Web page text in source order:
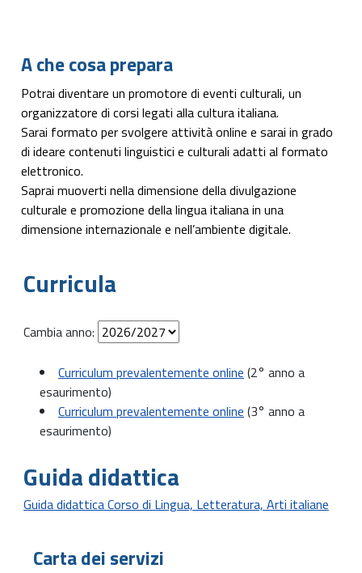
A che cosa prepara
Potrai diventare un promotore di eventi culturali, un
organizzatore di corsi legati alla cultura italiana.
Sarai formato per svolgere attività online e sarai in grado
di ideare contenuti linguistici e culturali adatti al formato
elettronico.
Saprai muoverti nella dimensione della divulgazione
culturale e promozione della lingua italiana in una
dimensione internazionale e nell’ambiente digitale.
Curricula
Cambia anno:
Curriculum prevalentemente online (2° anno a
esaurimento)
Curriculum prevalentemente online (3° anno a
esaurimento)
Guida didattica
Guida didattica Corso di Lingua, Letteratura, Arti italiane
Carta dei servizi